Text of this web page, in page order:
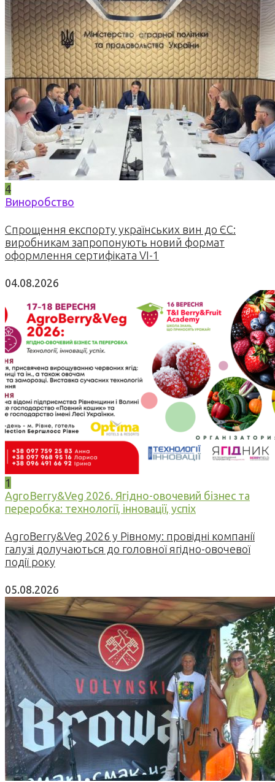
4
Виноробство
Спрощення експорту українських вин до ЄС:
виробникам запропонують новий формат
оформлення сертифіката VI-1
04.08.2026
1
AgroBerry&Veg 2026. Ягідно-овочевий бізнес та
переробка: технології, інновації, успіх
AgroBerry&Veg 2026 у Рівному: провідні компанії
галузі долучаються до головної ягідно-овочевої
події року
05.08.2026